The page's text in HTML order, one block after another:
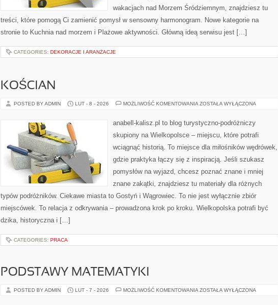
wakacjach nad Morzem Śródziemnym, znajdziesz tu
treści, które pomogą Ci zamienić pomysł w sensowny harmonogram. Nowe kategorie na
stronie to Kuchnia nad morzem i Plażowe aktywności. Główną ideą serwisu jest […]
CATEGORIES: DEKORACJE I ARANŻACJE
KOŚCIAN
POSTED BY ADMIN LUT - 8 - 2026 MOŻLIWOŚĆ KOMENTOWANIA KOŚCIAN
ZOSTAŁA WYŁĄCZONA
anabell-kalisz.pl to blog turystyczno-podróżniczy
skupiony na Wielkopolsce – miejscu, które potrafi
wciągnąć historią. To miejsce dla miłośników wędrówek,
gdzie praktyka łączy się z inspiracją. Jeśli szukasz
pomysłów na wyjazd, chcesz poznać znane i mniej
znane zakątki, znajdziesz tu materiały dla różnych
typów podróżników. Ciekawe miasta to Gostyń i Wągrowiec. To nie jest wyłącznie zbiór
miejscówek. To relacja z odkrywania – prowadzona krok po kroku. Wielkopolska potrafi być
dzika, historyczna i […]
CATEGORIES: PRACA
PODSTAWY MATEMATYKI
POSTED BY ADMIN LUT - 7 - 2026 MOŻLIWOŚĆ KOMENTOWANIA PODSTAWY
ZOSTAŁA WYŁĄCZONA